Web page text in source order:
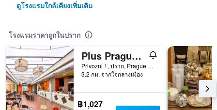
ดูโรงแรมใกล้เคียงเพิ่มเติม
โรงแรมราคาถูกในปราก
Plus Prague Hostel
Privozni 1, ปราก, Prague Region, สาธารณรัฐเช็ก
3.2 กม. จากใจกลางเมือง
฿1,027